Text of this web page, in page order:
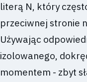
literą N, który
przeciwnej stronie
Używając
izolowanego,
momentem - zbyt